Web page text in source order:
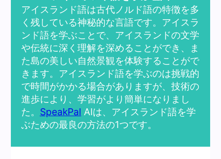
アイスランド語は古代ノルド語の特徴を多
く残している神秘的な言語です。アイスラ
ンド語を学ぶことで、アイスランドの文学
や伝統に深く理解を深めることができ、ま
た島の美しい自然景観を体験することがで
きます。アイスランド語を学ぶのは挑戦的
で時間がかかる場合がありますが、技術の
進歩により、学習がより簡単になりまし
た。 SpeakPal AIは、アイスランド語を学
ぶための最良の方法の1つです。